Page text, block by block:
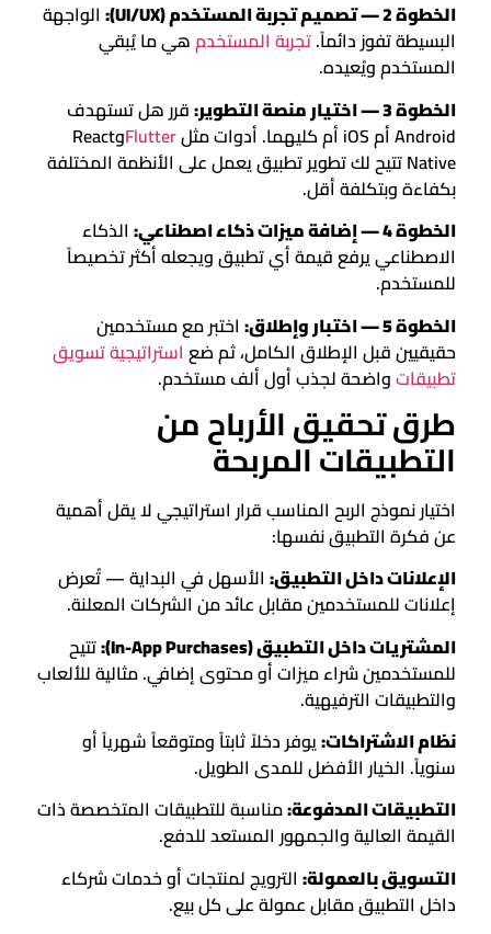
الخطوة 2 — تصميم تجربة المستخدم (UI/UX):
الواجهة
البسيطة تفوز دائماً.تجربة المستخدمهي ما يُبقي
المستخدم ويُعيده.
الخطوة 3 — اختيار منصة التطوير:
قرر هل تستهدف
Android أم iOS أم كليهما. أدوات مثل
Flutter وReact
Native تتيح لك تطوير تطبيق يعمل على الأنظمة المختلفة
بكفاءة وبتكلفة أقل.
الخطوة 4 — إضافة ميزات ذكاء اصطناعي:
الذكاء
الاصطناعي يرفع قيمة أي تطبيق ويجعله أكثر تخصيصاً
للمستخدم.
الخطوة 5 — اختبار وإطلاق:
اختبر مع مستخدمين
حقيقيين قبل الإطلاق الكامل، ثم ضع استراتيجية تسويق
تطبيقاتواضحة لجذب أول ألف مستخدم.
طرق تحقيق الأرباح من
التطبيقات المربحة
اختيار نموذج الربح المناسب قرار استراتيجي لا يقل أهمية
عن فكرة التطبيق نفسها:
الإعلانات داخل التطبيق: الأسهل في البداية — تُعرض
إعلانات للمستخدمين مقابل عائد من الشركات المعلنة.
المشتريات داخل التطبيق (In-App Purchases):
تتيح
للمستخدمين شراء ميزات أو محتوى إضافي. مثالية للألعاب
والتطبيقات الترفيهية.
نظام الاشتراكات:يوفر دخلاً ثابتاً ومتوقعاً شهرياً أو
سنوياً. الخيار الأفضل للمدى الطويل.
التطبيقات المدفوعة:مناسبة للتطبيقات المتخصصة ذات
القيمة العالية والجمهور المستعد للدفع.
التسويق بالعمولة: الترويج لمنتجات أو خدمات شركاء
داخل التطبيق مقابل عمولة على كل بيع.